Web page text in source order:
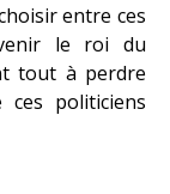
entre ces
le roi du
tout à perdre
ces politiciens